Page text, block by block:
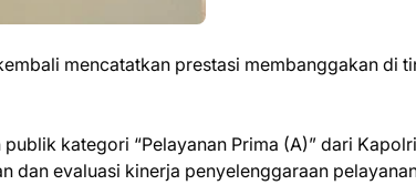
mencatatkan prestasi membanggakan di
kategori “Pelayanan Prima (A)” dari Kapolri
dan evaluasi kinerja penyelenggaraan